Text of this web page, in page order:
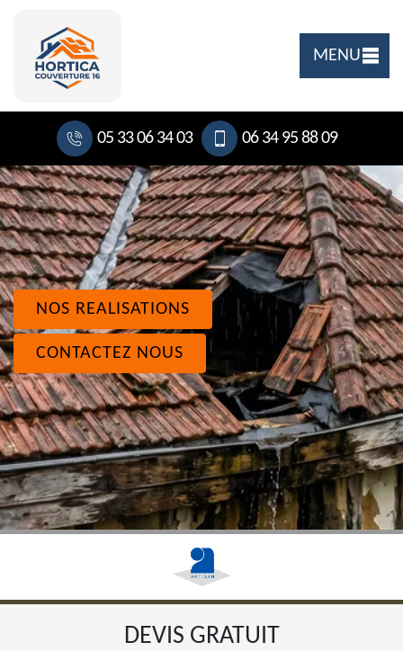
MENU
05 33 06 34 03 06 34 95 88 09
NOS REALISATIONS
CONTACTEZ NOUS
DEVIS GRATUIT